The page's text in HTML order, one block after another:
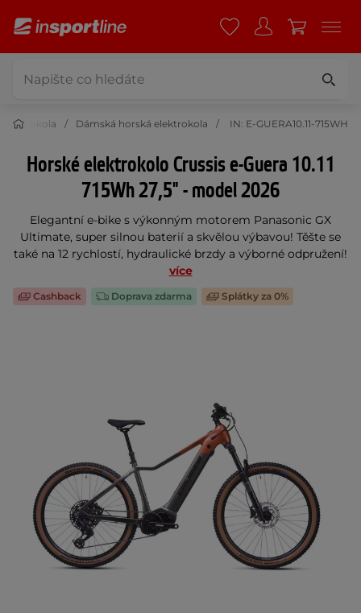
elektrokola Dámská horská elektrokola IN: E-GUERA10.11-715WH
Horské elektrokolo Crussis e-Guera 10.11
715Wh 27,5" - model 2026
Elegantní e-bike s výkonným motorem Panasonic GX
Ultimate, super silnou baterií a skvělou výbavou! Těšte se
také na 12 rychlostí, hydraulické brzdy a výborné odpružení!
více
Cashback Doprava zdarma Splátky za 0%